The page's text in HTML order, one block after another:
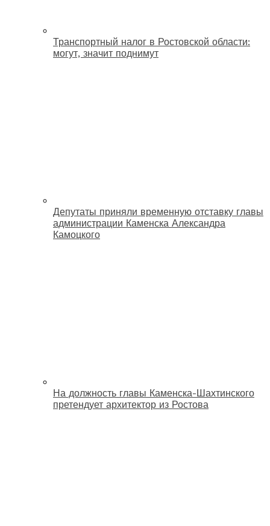
Транспортный налог в Ростовской области:
могут, значит поднимут
Депутаты приняли временную отставку главы
администрации Каменска Александра
Камоцкого
На должность главы Каменска-Шахтинского
претендует архитектор из Ростова